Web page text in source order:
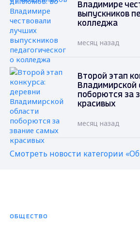
Владимире
выпускников
колледжа
месяц назад
Второй этап
Владимирской
поборются за
красивых
месяц назад
Смотреть новости категории
ОБЩЕСТВО